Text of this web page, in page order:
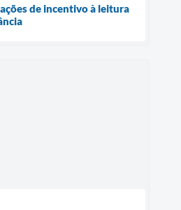
de incentivo à leitura